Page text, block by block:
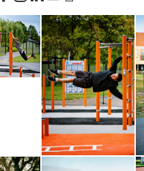
Il offre donc une
et confortable pour les
de coloris et d'insertions
vous, permettant une
de votre vision et à l'image de
!